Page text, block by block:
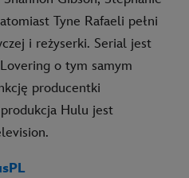
Tyne Rafaeli pełni
i reżyserki. Serial jest
o tym samym
producentki
Hulu jest